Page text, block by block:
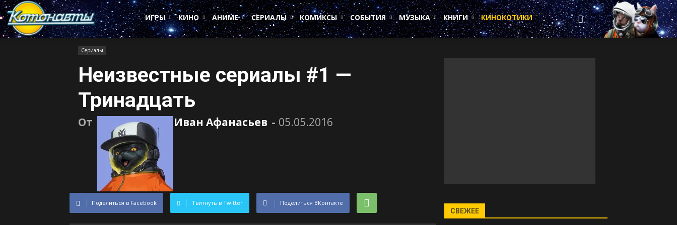
Котонавты
ИГРЫ
КИНО АНИМЕ СЕРИАЛЫ КОМИКСЫ СОБЫТИЯ МУЗЫКА КНИГИ КИНОКОТИКИ
Сериалы
Неизвестные сериалы #1 —
Тринадцать
От Иван Афанасьев - 05.05.2016
Поделиться в Facebook Твитнуть в Twitter Поделиться ВКонтакте
СВЕЖЕЕ